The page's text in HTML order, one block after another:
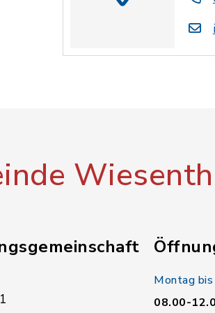
Montag
08.00-